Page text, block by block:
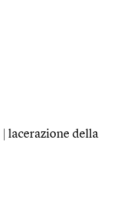
lacerazione della